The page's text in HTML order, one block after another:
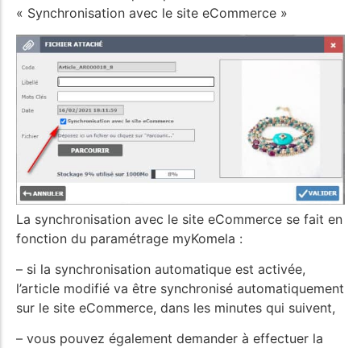
« Synchronisation avec le site eCommerce »
La synchronisation avec le site eCommerce se fait en
fonction du paramétrage myKomela :
– si la synchronisation automatique est activée,
l’article modifié va être synchronisé automatiquement
sur le site eCommerce, dans les minutes qui suivent,
– vous pouvez également demander à effectuer la